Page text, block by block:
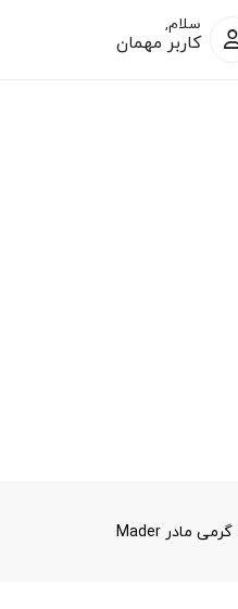
سلام,
کاربر مهمان